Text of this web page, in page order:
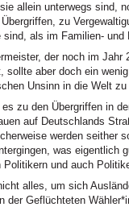
allein unterwegs sind,
zu
sind, als im Familien- und
der noch im
sollte aber doch ein
Unsinn in die Welt zu
zu den Übergriffen in
auf Deutschlands
werden seither
was eigentlich
Politikern und auch
alles, um sich
der Geflüchteten